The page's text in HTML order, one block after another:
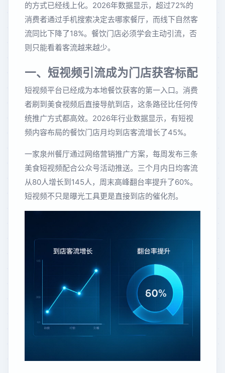
的方式已经线上化。2026年数据显示，超过72%的
消费者通过手机搜索决定去哪家餐厅，而线下自然客
流同比下降了18%。餐饮门店必须学会主动引流，否
则只能看着客流越来越少。
一、短视频引流成为门店获客标配
短视频平台已经成为本地餐饮获客的第一入口。消费
者刷到美食视频后直接导航到店，这条路径比任何传
统推广方式都高效。2026年行业数据显示，有短视
频内容布局的餐饮门店月均到店客流增长了45%。
一家泉州餐厅通过网络营销推广方案，每周发布三条
美食短视频配合公众号活动推送。三个月内日均客流
从80人增长到145人，周末高峰翻台率提升了60%。
短视频不只是曝光工具更是直接到店的催化剂。